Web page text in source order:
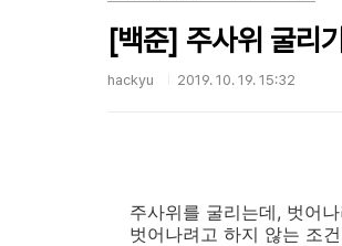
[백준] 주사위 굴리
hackyu 2019. 10. 19. 15:32
주사위를 굴리는데, 벗어
벗어나려고 하지 않는 조